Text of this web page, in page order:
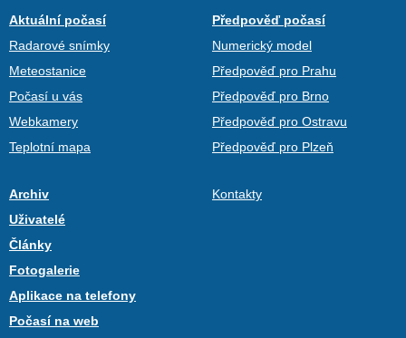
Aktuální počasí
Radarové snímky
Meteostanice
Počasí u vás
Webkamery
Teplotní mapa
Předpověď počasí
Numerický model
Předpověď pro Prahu
Předpověď pro Brno
Předpověď pro Ostravu
Předpověď pro Plzeň
Archiv
Uživatelé
Články
Fotogalerie
Aplikace na telefony
Počasí na web
Kontakty